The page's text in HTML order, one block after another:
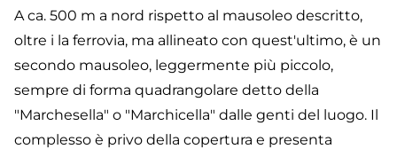
A ca. 500 m a nord rispetto al mausoleo descritto,
oltre i la ferrovia, ma allineato con quest'ultimo, è un
secondo mausoleo, leggermente più piccolo,
sempre di forma quadrangolare detto della
"Marchesella" o "Marchicella" dalle genti del luogo. Il
complesso è privo della copertura e presenta